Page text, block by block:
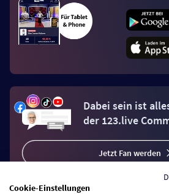
Dabei sein ist
der 123.live
Jetzt Fan werden
Cookie-Einstellungen